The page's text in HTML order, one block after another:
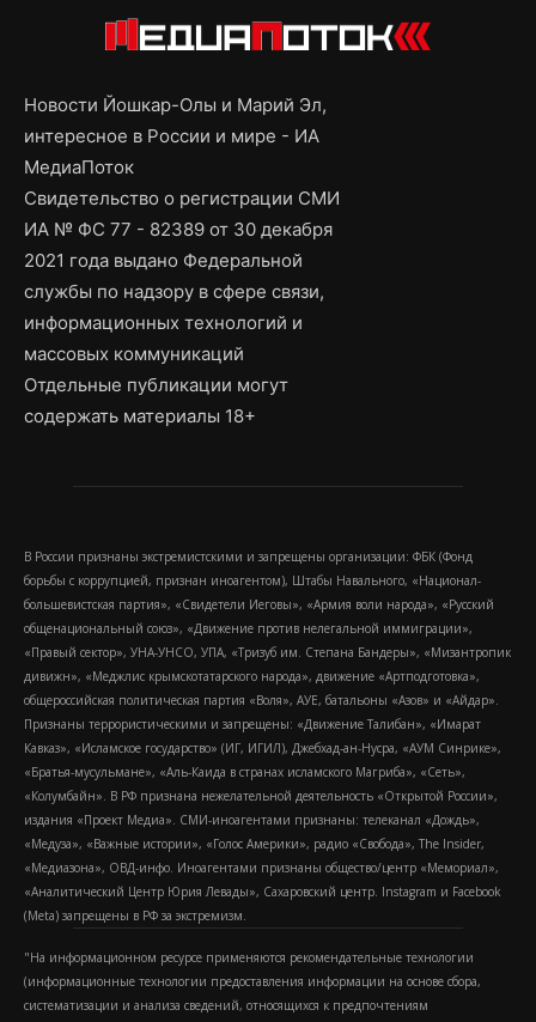
Новости Йошкар-Олы и Марий Эл,
интересное в России и мире - ИА
МедиаПоток
Свидетельство о регистрации СМИ
ИА № ФС 77 - 82389 от 30 декабря
2021 года выдано Федеральной
службы по надзору в сфере связи,
информационных технологий и
массовых коммуникаций
Отдельные публикации могут
содержать материалы 18+
В России признаны экстремистскими и запрещены организации: ФБК (Фонд
борьбы с коррупцией, признан иноагентом), Штабы Навального, «Национал-
большевистская партия», «Свидетели Иеговы», «Армия воли народа», «Русский
общенациональный союз», «Движение против нелегальной иммиграции»,
«Правый сектор», УНА-УНСО, УПА, «Тризуб им. Степана Бандеры», «Мизантропик
дивижн», «Меджлис крымскотатарского народа», движение «Артподготовка»,
общероссийская политическая партия «Воля», АУЕ, батальоны «Азов» и «Айдар».
Признаны террористическими и запрещены: «Движение Талибан», «Имарат
Кавказ», «Исламское государство» (ИГ, ИГИЛ), Джебхад-ан-Нусра, «АУМ Синрике»,
«Братья-мусульмане», «Аль-Каида в странах исламского Магриба», «Сеть»,
«Колумбайн». В РФ признана нежелательной деятельность «Открытой России»,
издания «Проект Медиа». СМИ-иноагентами признаны: телеканал «Дождь»,
«Медуза», «Важные истории», «Голос Америки», радио «Свобода», The Insider,
«Медиазона», ОВД-инфо. Иноагентами признаны общество/центр «Мемориал»,
«Аналитический Центр Юрия Левады», Сахаровский центр. Instagram и Facebook
(Metа) запрещены в РФ за экстремизм.
"На информационном ресурсе применяются рекомендательные технологии
(информационные технологии предоставления информации на основе сбора,
систематизации и анализа сведений, относящихся к предпочтениям